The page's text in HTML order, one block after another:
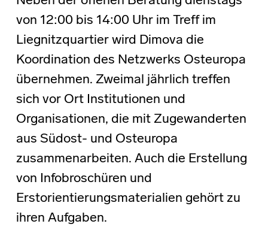
von 12:00 bis 14:00 Uhr im Treff im
Liegnitzquartier wird Dimova die
Koordination des Netzwerks Osteuropa
übernehmen. Zweimal jährlich treffen
sich vor Ort Institutionen und
Organisationen, die mit Zugewanderten
aus Südost- und Osteuropa
zusammenarbeiten. Auch die Erstellung
von Infobroschüren und
Erstorientierungsmaterialien gehört zu
ihren Aufgaben.